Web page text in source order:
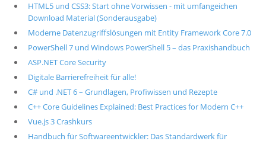
HTML5 und CSS3: Start ohne Vorwissen - mit umfangeichen
Download Material (Sonderausgabe)
Moderne Datenzugriffslösungen mit Entity Framework Core 7.0
PowerShell 7 und Windows PowerShell 5 – das Praxishandbuch
ASP.NET Core Security
Digitale Barrierefreiheit für alle!
C# und .NET 6 – Grundlagen, Profiwissen und Rezepte
C++ Core Guidelines Explained: Best Practices for Modern C++
Vue.js 3 Crashkurs
Handbuch für Softwareentwickler: Das Standardwerk für